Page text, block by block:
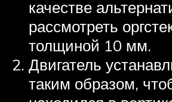
качестве
рассмотреть
толщиной 10 мм.
Двигатель
таким образом,